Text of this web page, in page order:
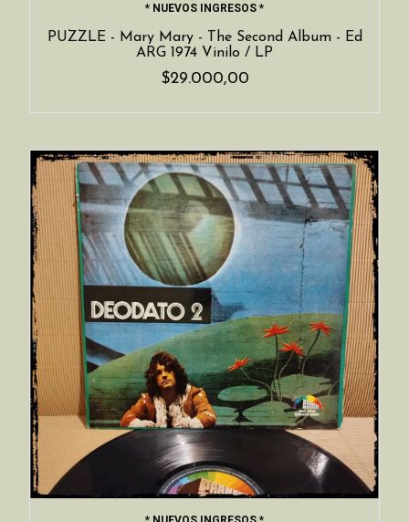
* NUEVOS INGRESOS *
PUZZLE - Mary Mary - The Second Album - Ed
ARG 1974 Vinilo / LP
$29.000,00